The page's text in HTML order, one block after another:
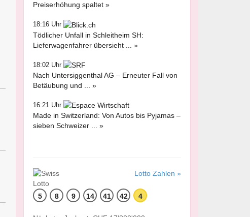
Preiserhöhung spaltet »
18:16 Uhr
Tödlicher Unfall in Schleitheim SH:
Lieferwagenfahrer übersieht ... »
18:02 Uhr
Nach Untersiggenthal AG – Erneuter Fall von
Betäubung und ... »
16:21 Uhr
Made in Switzerland: Von Autos bis Pyjamas –
sieben Schweizer ... »
Lotto Zahlen »
5 8 9 14 41 42 4